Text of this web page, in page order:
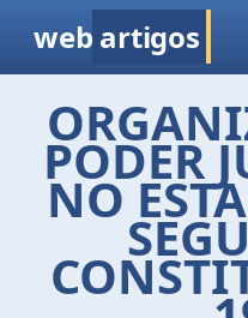
web artigos
PODER
NO